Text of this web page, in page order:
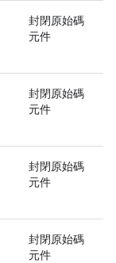
封閉原始碼
元件
封閉原始碼
元件
封閉原始碼
元件
封閉原始碼
元件